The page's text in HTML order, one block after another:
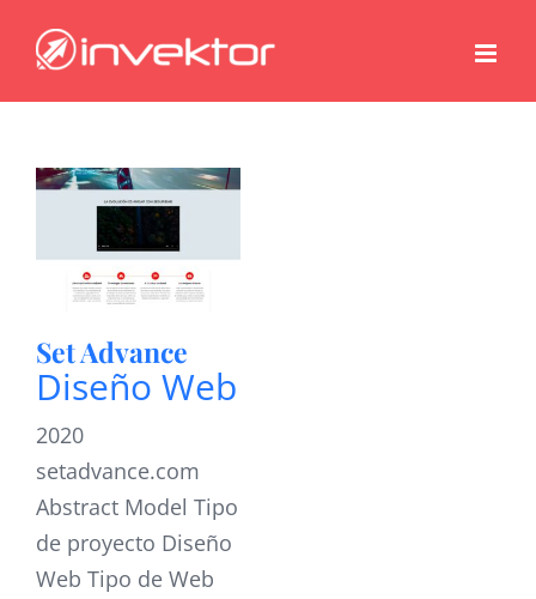
Set
Advance
Set Advance
Diseño Web
2020
setadvance.com
Abstract Model Tipo
de proyecto Diseño
Web Tipo de Web